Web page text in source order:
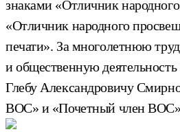
знаками «Отличник
«Отличник народного
печати». За многолетнюю
и общественную
Глебу Александровичу
ВОС» и «Почетный член